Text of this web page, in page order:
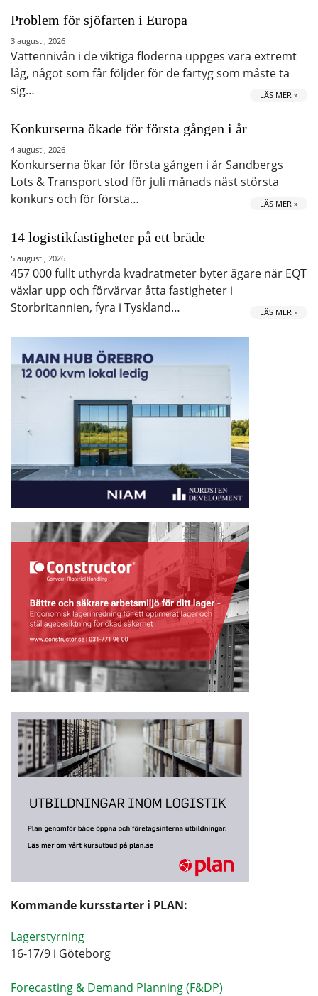
Problem för sjöfarten i Europa
3 augusti, 2026
Vattennivån i de viktiga floderna uppges vara extremt
låg, något som får följder för de fartyg som måste ta
sig…
LÄS MER »
Konkurserna ökade för första gången i år
4 augusti, 2026
Konkurserna ökar för första gången i år Sandbergs
Lots & Transport stod för juli månads näst största
konkurs och för första…
LÄS MER »
14 logistikfastigheter på ett bräde
5 augusti, 2026
457 000 fullt uthyrda kvadratmeter byter ägare när EQT
växlar upp och förvärvar åtta fastigheter i
Storbritannien, fyra i Tyskland…
LÄS MER »
Kommande kursstarter i PLAN:
Lagerstyrning
16-17/9 i Göteborg
Forecasting & Demand Planning (F&DP)